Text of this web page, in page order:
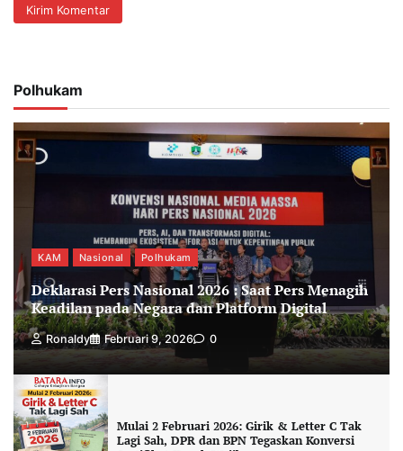
Polhukam
KAM Nasional Polhukam
Deklarasi Pers Nasional 2026 : Saat Pers Menagih
Keadilan pada Negara dan Platform Digital
Ronaldy Februari 9, 2026 0
Mulai 2 Februari 2026: Girik & Letter C Tak
Lagi Sah, DPR dan BPN Tegaskan Konversi